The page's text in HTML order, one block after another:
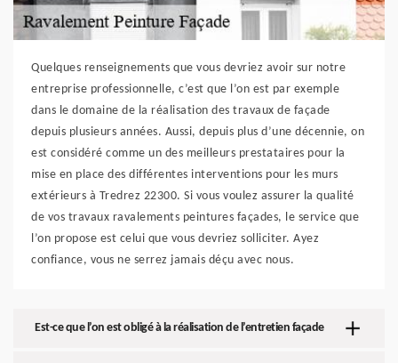
Quelques renseignements que vous devriez avoir sur notre
entreprise professionnelle, c’est que l’on est par exemple
dans le domaine de la réalisation des travaux de façade
depuis plusieurs années. Aussi, depuis plus d’une décennie, on
est considéré comme un des meilleurs prestataires pour la
mise en place des différentes interventions pour les murs
extérieurs à Tredrez 22300. Si vous voulez assurer la qualité
de vos travaux ravalements peintures façades, le service que
l’on propose est celui que vous devriez solliciter. Ayez
confiance, vous ne serrez jamais déçu avec nous.
Est-ce que l’on est obligé à la réalisation de l’entretien façade